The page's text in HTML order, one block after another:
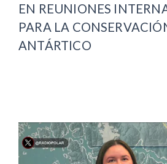
EN REUNIONES
PARA LA
ANTÁRTICO